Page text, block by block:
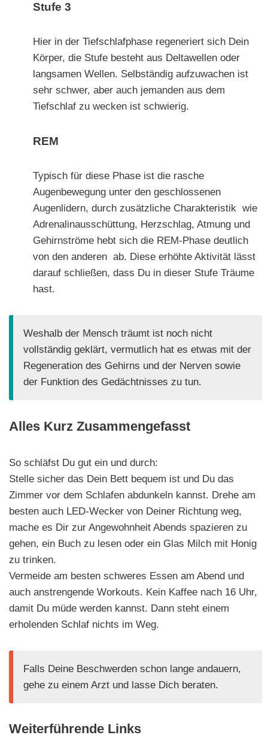
Stufe 3
Hier in der Tiefschlafphase regeneriert sich Dein
Körper, die Stufe besteht aus Deltawellen oder
langsamen Wellen. Selbständig aufzuwachen ist
sehr schwer, aber auch jemanden aus dem
Tiefschlaf zu wecken ist schwierig.
REM
Typisch für diese Phase ist die rasche
Augenbewegung unter den geschlossenen
Augenlidern, durch zusätzliche Charakteristik wie
Adrenalinausschüttung, Herzschlag, Atmung und
Gehirnströme hebt sich die REM-Phase deutlich
von den anderen ab. Diese erhöhte Aktivität lässt
darauf schließen, dass Du in dieser Stufe Träume
hast.
Weshalb der Mensch träumt ist noch nicht
vollständig geklärt, vermutlich hat es etwas mit der
Regeneration des Gehirns und der Nerven sowie
der Funktion des Gedächtnisses zu tun.
Alles Kurz Zusammengefasst
So schläfst Du gut ein und durch:
Stelle sicher das Dein Bett bequem ist und Du das
Zimmer vor dem Schlafen abdunkeln kannst. Drehe am
besten auch LED-Wecker von Deiner Richtung weg,
mache es Dir zur Angewohnheit Abends spazieren zu
gehen, ein Buch zu lesen oder ein Glas Milch mit Honig
zu trinken.
Vermeide am besten schweres Essen am Abend und
auch anstrengende Workouts. Kein Kaffee nach 16 Uhr,
damit Du müde werden kannst. Dann steht einem
erholenden Schlaf nichts im Weg.
Falls Deine Beschwerden schon lange andauern,
gehe zu einem Arzt und lasse Dich beraten.
Weiterführende Links